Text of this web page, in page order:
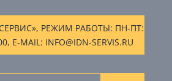
РЕЖИМ РАБОТЫ: ПН-ПТ:
E-MAIL: INFO@IDN-SERVIS.RU